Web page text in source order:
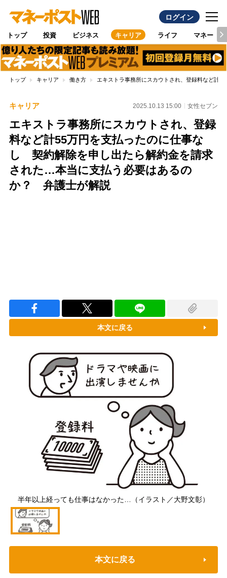
ログイン
トップ 投資 ビジネス キャリア ライフ マネー
トップ キャリア 働き方 エキストラ事務所にスカウトされ、登録料など計
キャリア 2025.10.13 15:00 女性セブン
エキストラ事務所にスカウトされ、登録
料など計55万円を支払ったのに仕事な
し 契約解除を申し出たら解約金を請求
された…本当に支払う必要はあるの
か？ 弁護士が解説
本文に戻る
半年以上経っても仕事はなかった…（イラスト／大野文彰）
本文に戻る